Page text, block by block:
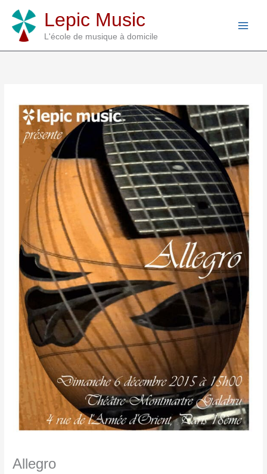
contenu
Lepic Music
L'école de musique à domicile
Allegro